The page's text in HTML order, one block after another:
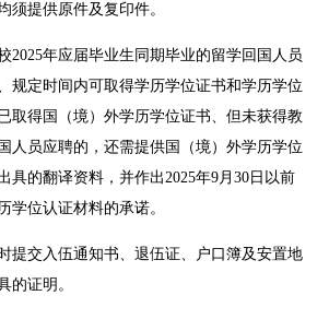
须提供原件及复印件。
2025年应届毕业生同期毕业的留学回国人员
规定时间内可取得学历学位证书和学历学位
取得国（境）外学历学位证书、但未获得教
人员应聘的，还需提供国（境）外学历学位
具的翻译资料，并作出2025年9月30日以前
学位认证材料的承诺。
提交入伍通知书、退伍证、户口簿及安置地
的证明。